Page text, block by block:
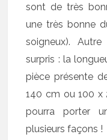
sont de très
une très bonne
soigneux).
surpris : la
pièce présente
140 cm ou 100 x
pourra porter
plusieurs façons !